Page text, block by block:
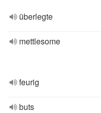
überlegte
mettlesome
feurig
buts